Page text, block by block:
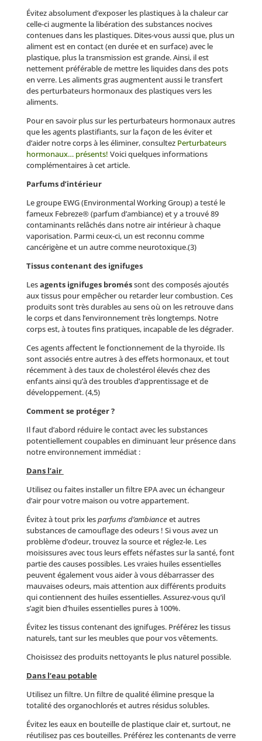
Évitez absolument d’exposer les plastiques à la chaleur car
celle-ci augmente la libération des substances nocives
contenues dans les plastiques. Dites-vous aussi que, plus un
aliment est en contact (en durée et en surface) avec le
plastique, plus la transmission est grande. Ainsi, il est
nettement préférable de mettre les liquides dans des pots
en verre. Les aliments gras augmentent aussi le transfert
des perturbateurs hormonaux des plastiques vers les
aliments.
Pour en savoir plus sur les perturbateurs hormonaux autres
que les agents plastifiants, sur la façon de les éviter et
d’aider notre corps à les éliminer, consultez Perturbateurs
hormonaux… présents! Voici quelques informations
complémentaires à cet article.
Parfums d’intérieur
Le groupe EWG (Environmental Working Group) a testé le
fameux Febreze® (parfum d’ambiance) et y a trouvé 89
contaminants relâchés dans notre air intérieur à chaque
vaporisation. Parmi ceux-ci, un est reconnu comme
cancérigène et un autre comme neurotoxique.(3)
Tissus contenant des ignifuges
Lesagents ignifuges broméssont des composés ajoutés
aux tissus pour empêcher ou retarder leur combustion. Ces
produits sont très durables au sens où on les retrouve dans
le corps et dans l’environnement très longtemps. Notre
corps est, à toutes fins pratiques, incapable de les dégrader.
Ces agents affectent le fonctionnement de la thyroïde. Ils
sont associés entre autres à des effets hormonaux, et tout
récemment à des taux de cholestérol élevés chez des
enfants ainsi qu’à des troubles d’apprentissage et de
développement. (4,5)
Comment se protéger ?
Il faut d’abord réduire le contact avec les substances
potentiellement coupables en diminuant leur présence dans
notre environnement immédiat :
Dans l’air
Utilisez ou faites installer un filtre EPA avec un échangeur
d’air pour votre maison ou votre appartement.
Évitez à tout prix lesparfums d’ambianceet autres
substances de camouflage des odeurs ! Si vous avez un
problème d’odeur, trouvez la source et réglez-le. Les
moisissures avec tous leurs effets néfastes sur la santé, font
partie des causes possibles. Les vraies huiles essentielles
peuvent également vous aider à vous débarrasser des
mauvaises odeurs, mais attention aux différents produits
qui contiennent des huiles essentielles. Assurez-vous qu’il
s’agit bien d’huiles essentielles pures à 100%.
Évitez les tissus contenant des ignifuges. Préférez les tissus
naturels, tant sur les meubles que pour vos vêtements.
Choisissez des produits nettoyants le plus naturel possible.
Dans l’eau potable
Utilisez un filtre. Un filtre de qualité élimine presque la
totalité des organochlorés et autres résidus solubles.
Évitez les eaux en bouteille de plastique clair et, surtout, ne
réutilisez pas ces bouteilles. Préférez les contenants de verre